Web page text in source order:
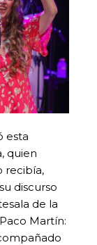
esta
quien
recibía,
discurso
de la
Martín: